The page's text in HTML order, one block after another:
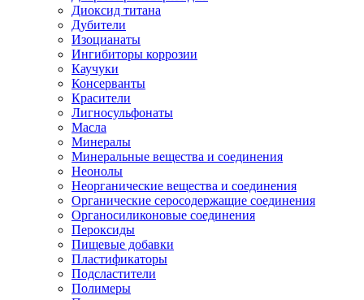
Диоксид титана
Дубители
Изоцианаты
Ингибиторы коррозии
Каучуки
Консерванты
Красители
Лигносульфонаты
Масла
Минералы
Минеральные вещества и соединения
Неонолы
Неорганические вещества и соединения
Органические серосодержащие соединения
Органосиликоновые соединения
Пероксиды
Пищевые добавки
Пластификаторы
Подсластители
Полимеры